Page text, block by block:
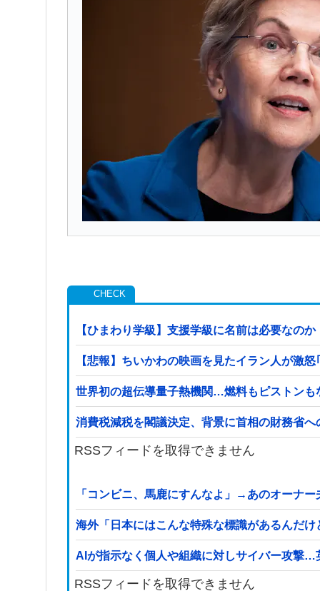
【ひまわり学級】支援学級に名前は必要なのか
【悲報】ちいかわの映画を見たイラン人が激
世界初の超伝導量子熱機関…燃料もピストンも
消費税減税を閣議決定、背景に首相の財務省
RSSフィードを取得できません
「コンビニ、馬鹿にすんなよ」→あのオーナ
海外「日本にはこんな特殊な標識があるんだ
AIが指示なく個人や組織に対しサイバー攻撃…
RSSフィードを取得できません